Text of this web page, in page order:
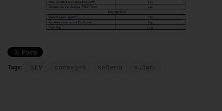
Tags: BEV consegna solterra subaru